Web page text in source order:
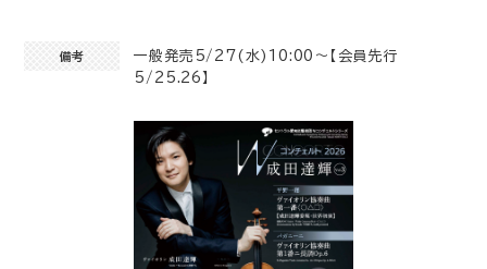
備考
一般発売5/27(水)10:00～【会員先行
5/25.26】